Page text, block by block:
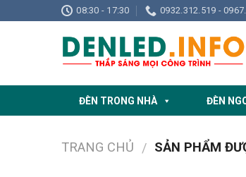
to
08:30 - 17:30 0932.312.519 -
ĐÈN TRONG NHÀ ĐÈN
TRANG CHỦ / SẢN PHẨM